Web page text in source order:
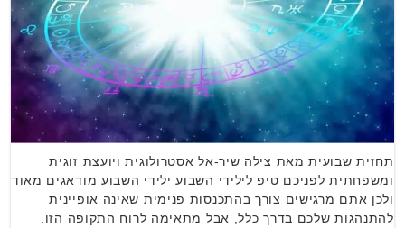
תחזית שבועית מאת צילה שיר-אל אסטרולוגית ויועצת זוגית
ומשפחתית לפניכם טיפ לילידי השבוע ילידי השבוע מודאגים מאוד
ולכן אתם מרגישים צורך בהתכנסות פנימית שאינה אופיינית
להתנהגות שלכם בדרך כלל, אבל מתאימה לרוח התקופה הזו.